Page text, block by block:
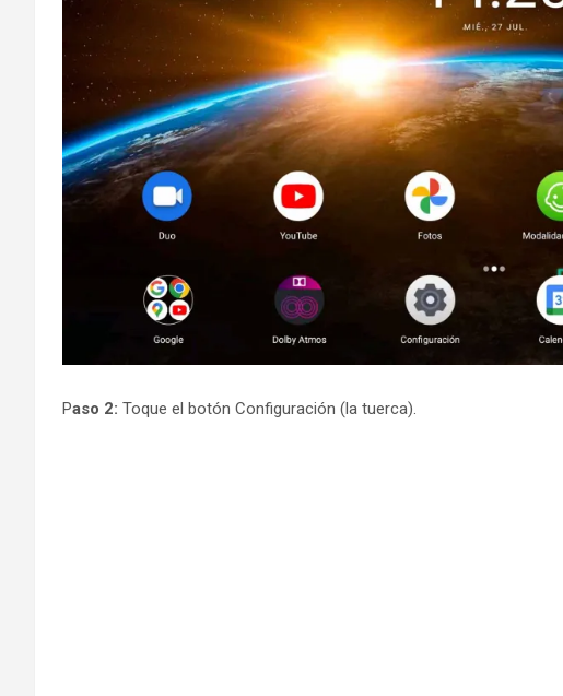
Paso 2: Toque el botón Configuración (la tuerca).